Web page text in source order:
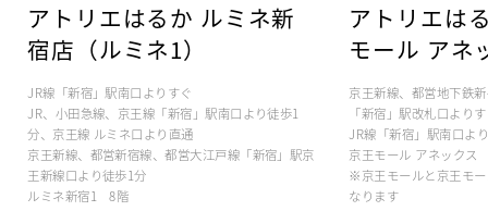
アトリエはるか ルミネ新
宿店（ルミネ1）
JR線「新宿」駅南口よりすぐ
JR、小田急線、京王線「新宿」駅南口より徒歩1
分、京王線 ルミネ口より直通
京王新線、都営新宿線、都営大江戸線「新宿」駅京
王新線口より徒歩1分
ルミネ新宿1 8階
アトリエは
モール アネ
京王新線、都営地下鉄
「新宿」駅改札口より
JR線「新宿」駅南口よ
京王モール アネックス
※京王モールと京王モ
なります